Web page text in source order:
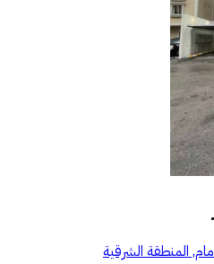
المنطقة الشرقية